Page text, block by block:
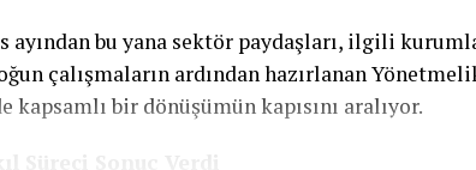
ayından bu yana sektör paydaşları, ilgili
çalışmaların ardından hazırlanan
bir dönüşümün kapısını aralıyor.